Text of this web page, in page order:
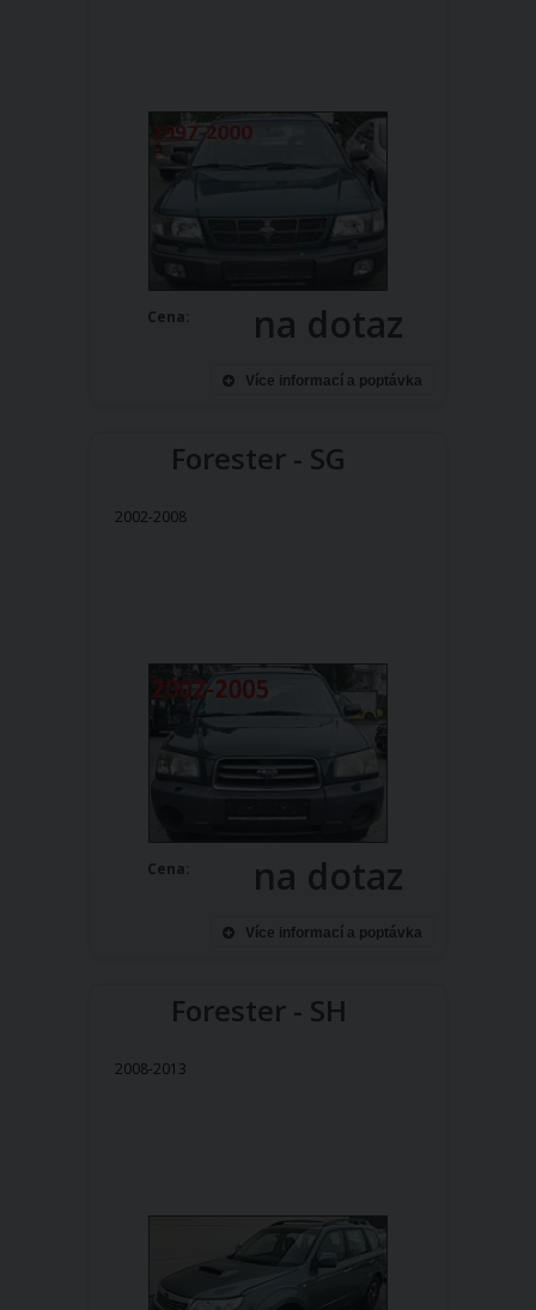
Cena: na dotaz
Více informací a poptávka
Forester - SG
2002-2008
Cena: na dotaz
Více informací a poptávka
Forester - SH
2008-2013